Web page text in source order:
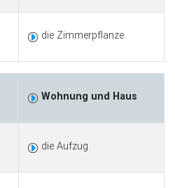
die Zimmerpflanze
Wohnung und Haus
die Aufzug